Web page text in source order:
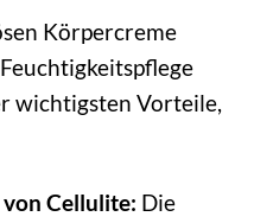
Körpercreme
wichtigsten Vorteile,
Cellulite: Die